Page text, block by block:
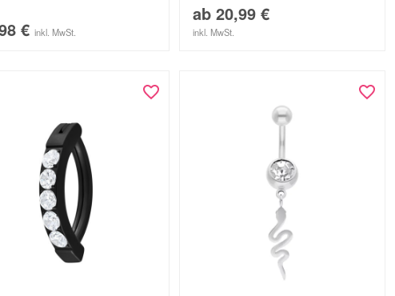
€ inkl. MwSt.
ab 20,99 €
inkl. MwSt.